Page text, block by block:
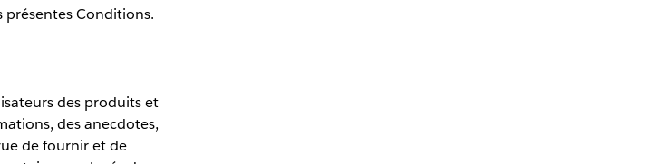
présentes Conditions.
des produits et
des anecdotes,
de fournir et de